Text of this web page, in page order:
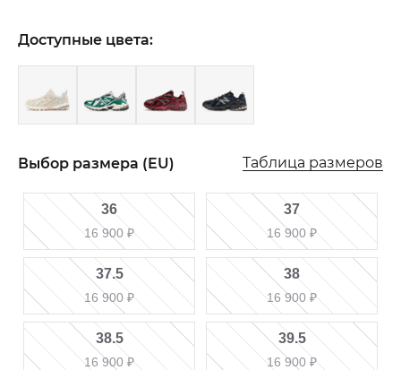
Доступные цвета:
Выбор размера (EU) Таблица размеров
36
16 900 ₽
37
16 900 ₽
37.5
16 900 ₽
38
16 900 ₽
38.5
16 900 ₽
39.5
16 900 ₽